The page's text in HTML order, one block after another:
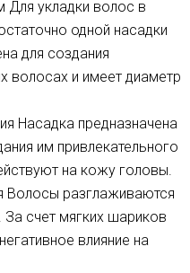
Для укладки волос в
одной насадки
для создания
волосах и имеет диаметр
Насадка предназначена
им привлекательного
на кожу головы.
Волосы разглаживаются
счет мягких шариков
влияние на